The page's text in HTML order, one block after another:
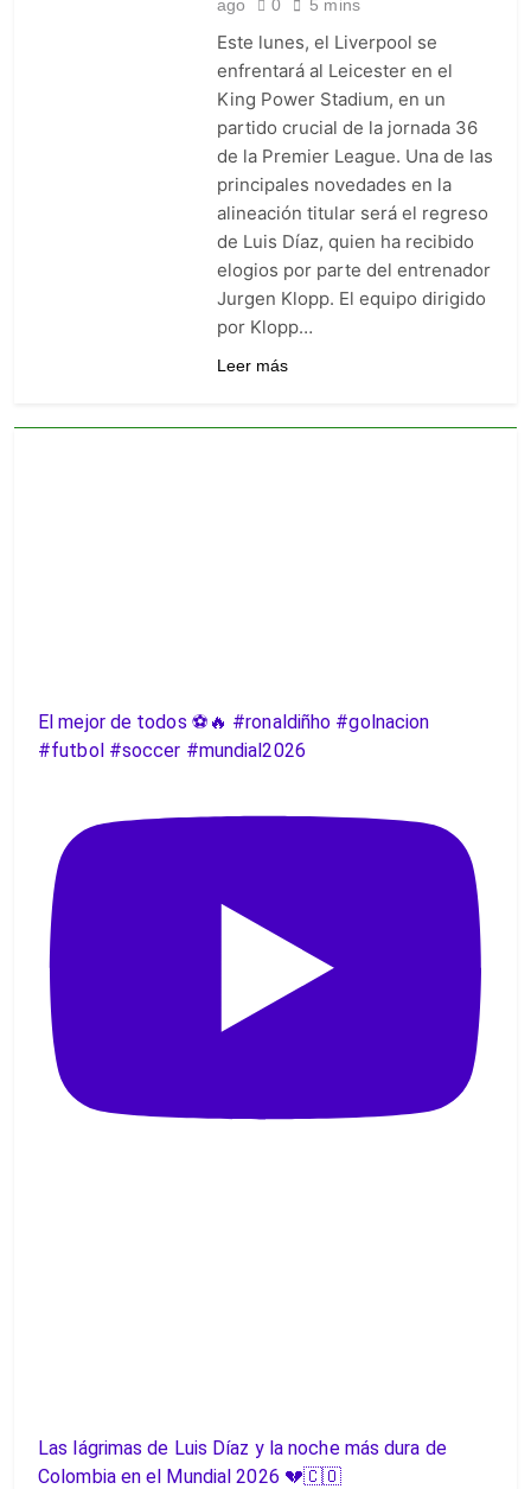
goleó 7-0 a Boyacá Chicó y es
líder de la Liga BetPlay
5 Días Ago
Vuelve la Premier League:
arranca el 21 de agosto con el
Arsenal campeón abriendo
ante el Coventry
5 Días Ago
Escándalo en Montería: el
debut de Nacional se suspendió
por disturbios cuando ganaba
3-0 a Jaguares
ago
0 5 mins
Este lunes, el Liverpool se
enfrentará al Leicester en el
King Power Stadium, en un
partido crucial de la jornada 36
de la Premier League. Una de las
principales novedades en la
alineación titular será el regreso
de Luis Díaz, quien ha recibido
elogios por parte del entrenador
Jurgen Klopp. El equipo dirigido
por Klopp…
Leer más
El mejor de todos ⚽️🔥 #ronaldiñho #golnacion
#futbol #soccer #mundial2026
Las lágrimas de Luis Díaz y la noche más dura de
Colombia en el Mundial 2026 💔🇨🇴